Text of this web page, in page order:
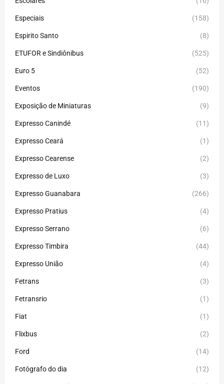
Especiais (158)
Espirito Santo (8)
ETUFOR e Sindiônibus (525)
Euro 5 (52)
Eventos (190)
Exposição de Miniaturas (9)
Expresso Canindé (11)
Expresso Ceará (1)
Expresso Cearense (2)
Expresso de Luxo (3)
Expresso Guanabara (266)
Expresso Pratius (4)
Expresso Serrano (6)
Expresso Timbira (44)
Expresso União (4)
Fetrans (3)
Fetransrio (1)
Fiat (1)
Flixbus (2)
Ford (14)
Fotógrafo do dia (12)